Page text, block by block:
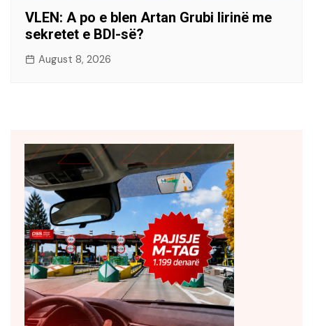
VLEN: A po e blen Artan Grubi lirinë me
sekretet e BDI-së?
August 8, 2026